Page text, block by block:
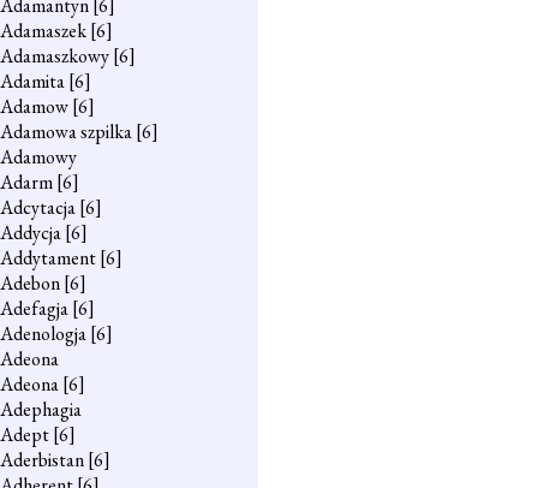
Adamantyn[6]
Adamaszek[6]
Adamaszkowy[6]
Adamita[6]
Adamow[6]
Adamowa szpilka[6]
Adamowy
Adarm[6]
Adcytacja[6]
Addycja[6]
Addytament[6]
Adebon[6]
Adefagja[6]
Adenologja[6]
Adeona
Adeona[6]
Adephagia
Adept[6]
Aderbistan[6]